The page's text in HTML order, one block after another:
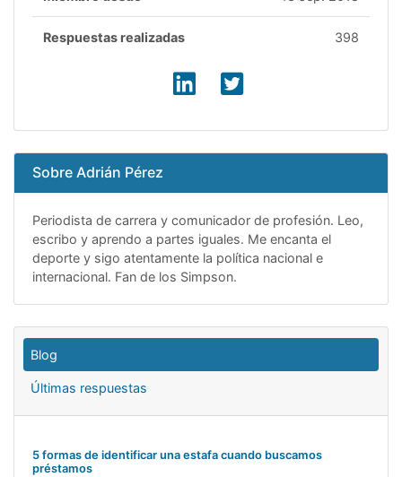
Respuestas realizadas 398
Sobre Adrián Pérez
Periodista de carrera y comunicador de profesión. Leo,
escribo y aprendo a partes iguales. Me encanta el
deporte y sigo atentamente la política nacional e
internacional. Fan de los Simpson.
Blog
Últimas respuestas
5 formas de identificar una estafa cuando buscamos
préstamos